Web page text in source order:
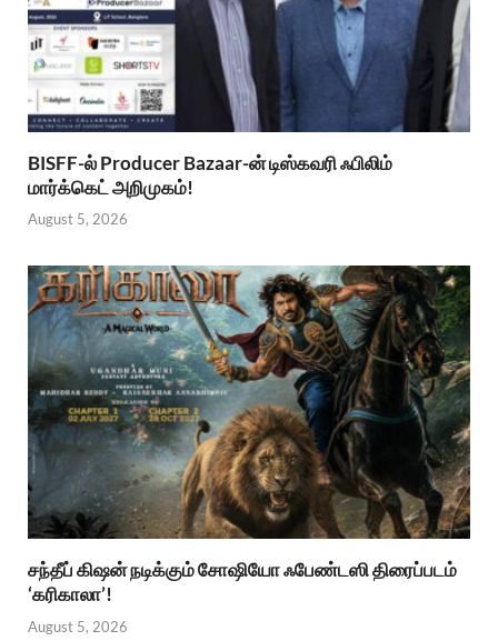
BISFF-ல் Producer Bazaar-ன் டிஸ்கவரி ஃபிலிம்
மார்க்கெட் அறிமுகம்!
August 5, 2026
சந்தீப் கிஷன் நடிக்கும் சோஷியோ ஃபேண்டஸி திரைப்படம்
‘கரிகாலா’!
August 5, 2026